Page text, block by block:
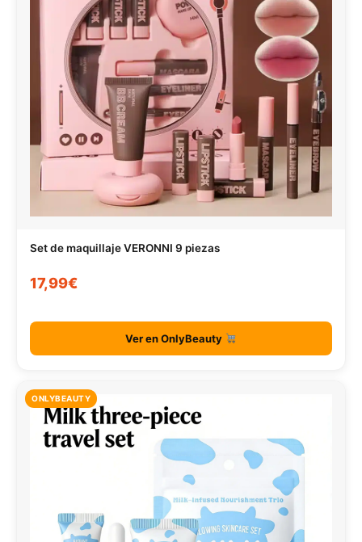
Set de maquillaje VERONNI 9 piezas
17,99€
Ver en OnlyBeauty
ONLYBEAUTY